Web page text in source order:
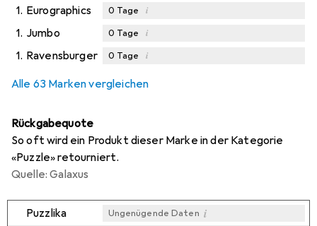
1. Eurographics 0 Tage i
1. Jumbo 0 Tage i
1. Ravensburger 0 Tage i
Alle 63 Marken vergleichen
Rückgabequote
So oft wird ein Produkt dieser Marke in der Kategorie
«Puzzle» retourniert.
Quelle: Galaxus
Puzzlika Ungenügende Daten i